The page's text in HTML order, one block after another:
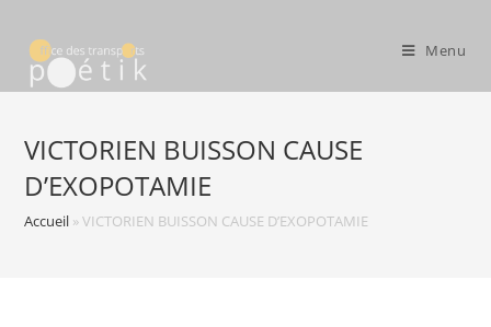
Menu
VICTORIEN BUISSON CAUSE
D’EXOPOTAMIE
Accueil »VICTORIEN BUISSON CAUSE D’EXOPOTAMIE